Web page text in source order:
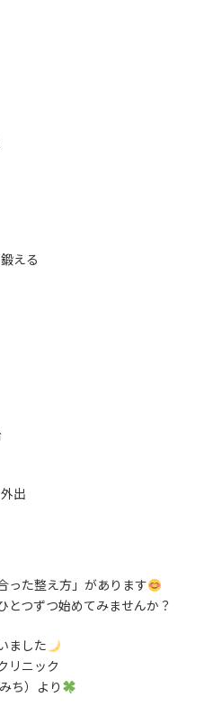
える
出
った整え方」があります
とつずつ始めてみませんか？
ました
リニック
ち）より